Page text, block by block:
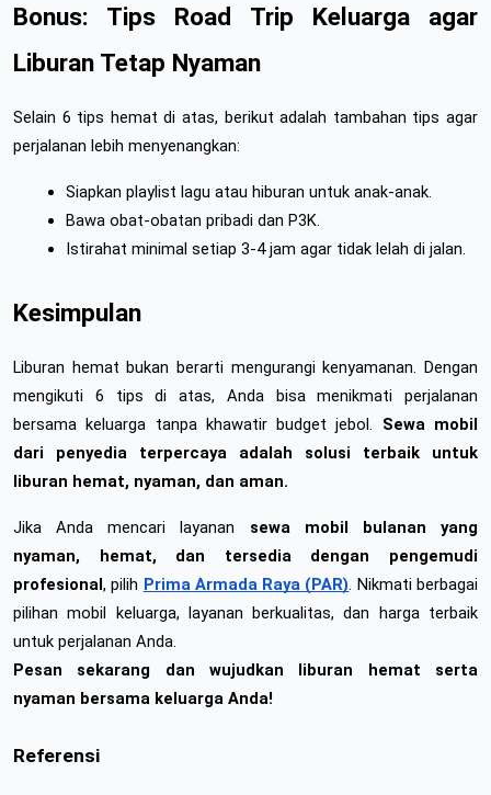
Bonus: Tips Road Trip Keluarga agar
Liburan Tetap Nyaman
Selain 6 tips hemat di atas, berikut adalah tambahan tips agar
perjalanan lebih menyenangkan:
Siapkan playlist lagu atau hiburan untuk anak-anak.
Bawa obat-obatan pribadi dan P3K.
Istirahat minimal setiap 3-4 jam agar tidak lelah di jalan.
Kesimpulan
Liburan hemat bukan berarti mengurangi kenyamanan. Dengan
mengikuti 6 tips di atas, Anda bisa menikmati perjalanan
bersama keluarga tanpa khawatir budget jebol. Sewa mobil
dari penyedia terpercaya adalah solusi terbaik untuk
liburan hemat, nyaman, dan aman.
Jika Anda mencari layanan sewa mobil bulanan yang
nyaman, hemat, dan tersedia dengan pengemudi
profesional, pilih Prima Armada Raya (PAR). Nikmati berbagai
pilihan mobil keluarga, layanan berkualitas, dan harga terbaik
untuk perjalanan Anda.
Pesan sekarang dan wujudkan liburan hemat serta
nyaman bersama keluarga Anda!
Referensi